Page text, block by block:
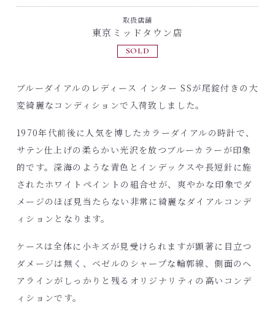
取扱店舗
東京ミッドタウン店
SOLD
ブルーダイアルのレディース インター SSが尾錠付きの大
変綺麗なコンディションで入荷致しました。
1970年代前後に人気を博したカラーダイアルの時計で、
サテン仕上げの柔らかい光沢を放つブルーカラーが印象
的です。深海のような青色とインデックスや長短針に施
されたホワイトペイントの組合せが、爽やかな印象でダ
メージのほぼ見当たらない非常に綺麗なダイアルコンデ
ィションとなります。
ケースは全体に小キズが見受けられますが顕著に目立つ
ダメージは無く、ベゼルのシャープな輪郭線、側面のヘ
アラインがしっかりと残るオリジナリティの高いコンデ
ィションです。